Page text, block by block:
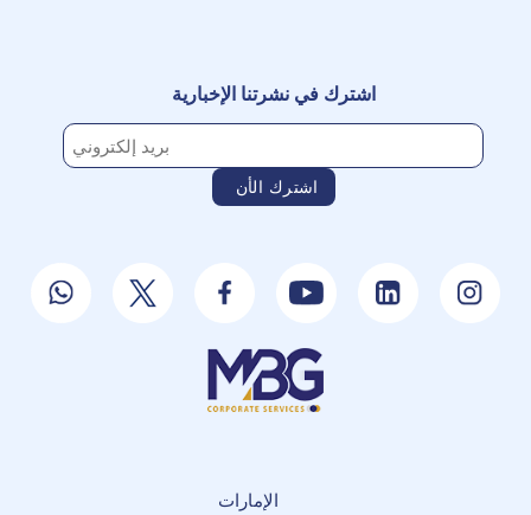
اشترك في نشرتنا الإخبارية
الإمارات